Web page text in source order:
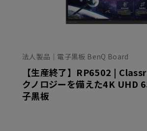
法人製品｜電子黒板 BenQ Board
【生産終了】RP6502 |
クノロジーを備えた4K UHD
子黒板